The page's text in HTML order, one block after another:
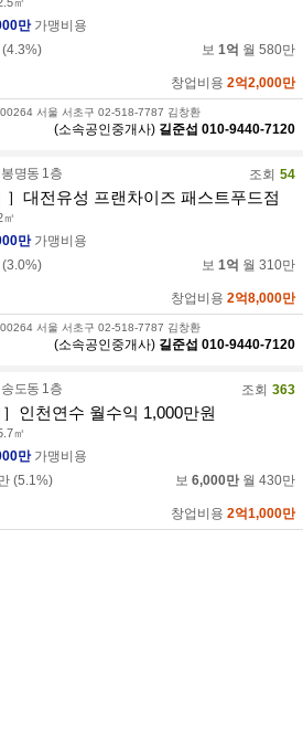
㎡
만 가맹비용
(4.3%) 보 1억 월 580만
창업비용 2억2,000만
서울 서초구 02-518-7787 김창환
(소속공인중개사) 길준섭 010-9440-7120
명동 1층 조회 54
］대전유성 프랜차이즈 패스트푸드점
㎡
만 가맹비용
(3.0%) 보 1억 월 310만
창업비용 2억8,000만
서울 서초구 02-518-7787 김창환
(소속공인중개사) 길준섭 010-9440-7120
도동 1층 조회 363
］인천연수 월수익 1,000만원
㎡
만 가맹비용
(5.1%) 보 6,000만 월 430만
창업비용 2억1,000만